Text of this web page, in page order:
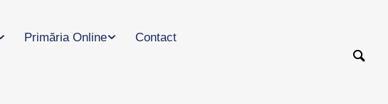
Primăria Online Contact